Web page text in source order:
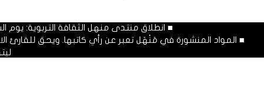
■ انطلاق منتدى منهل الثقافة التربوية: يوم السبت المصادف غرة شهر
■ المواد المنشورة في مَنْهَل تعبر عن رأي كاتبها. ويحق